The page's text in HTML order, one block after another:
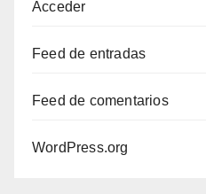
Acceder
Feed de entradas
Feed de comentarios
WordPress.org